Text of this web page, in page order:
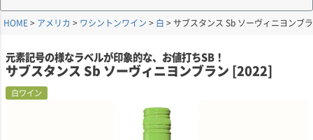
HOME アメリカ ワシントンワイン 白 サブスタンス Sb ソーヴィニヨンブ
元素記号の様なラベルが印象的な、お値打ちSB！
サブスタンス Sb ソーヴィニヨンブラン [2022]
白ワイン